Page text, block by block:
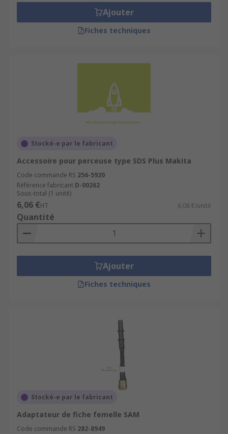
Ajouter
Fiches techniques
Stocké-e par le fabricant
Accessoire pour perceuse type SDS Plus Makita
Code commande RS 256-5920
Référence fabricant D-00262
Sous-total (1 unité)
6,06 €HT 6,06 €/unité
Quantité
Ajouter
Fiches techniques
Stocké-e par le fabricant
Adaptateur de fiche femelle SAM
Code commande RS 282-8949